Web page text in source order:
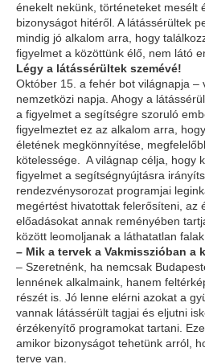
énekelt nekünk, történeteket mesélt
bizonyságot hitéről. A látássérültek
mindig jó alkalom arra, hogy
figyelmet a közöttünk élő, nem látó
Légy a látássérültek szemévé!
Október 15. a fehér bot világnapja –
nemzetközi napja. Ahogy a
a figyelmet a segítségre szoruló
figyelmeztet ez az alkalom arra,
életének megkönnyítése,
kötelessége. A világnap célja, hogy
figyelmet a segítségnyújtásra
rendezvénysorozat programjai
megértést hivatottak felerősíteni, az
előadásokat annak reményében
között leomoljanak a láthatatlan falak.
– Mik a tervek a Vakmisszióban a
– Szeretnénk, ha nemcsak
lennének alkalmaink, hanem
részét is. Jó lenne elérni azokat a
vannak látássérült tagjai és eljutni
érzékenyítő programokat tartani.
amikor bizonyságot tehetünk arról,
terve van.